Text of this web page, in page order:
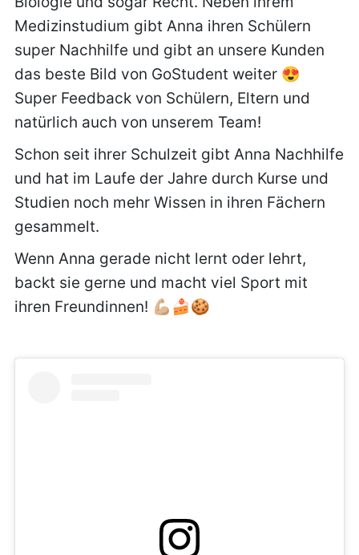
Medizinstudium gibt Anna ihren Schülern
super Nachhilfe und gibt an unsere Kunden
das beste Bild von GoStudent weiter 😍
Super Feedback von Schülern, Eltern und
natürlich auch von unserem Team!
Schon seit ihrer Schulzeit gibt Anna Nachhilfe
und hat im Laufe der Jahre durch Kurse und
Studien noch mehr Wissen in ihren Fächern
gesammelt.
Wenn Anna gerade nicht lernt oder lehrt,
backt sie gerne und macht viel Sport mit
ihren Freundinnen! 💪🏼🍰🍪